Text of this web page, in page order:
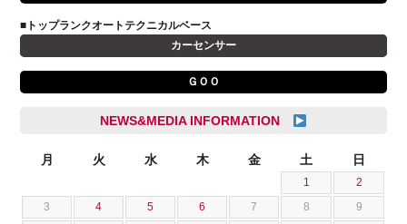
横井 直樹
石川 成一郎
荒居 力哉
キャデラック
クライスラー
クライスラージープ
スズキ
ダッジ
■トップランクオートテクニカルベース
カーセンサー
ＧＯＯ
NEWS&MEDIA INFORMATION
月 火 水 木 金 土 日
1
2
3
4 5 6 7 8
9